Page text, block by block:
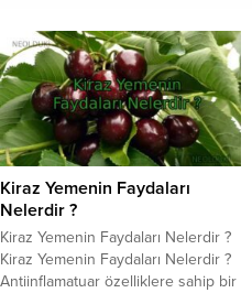
Kiraz Yemenin Faydaları
Nelerdir ?
Kiraz Yemenin Faydaları Nelerdir ?
Kiraz Yemenin Faydaları Nelerdir ?
Antiinflamatuar özelliklere sahip bir